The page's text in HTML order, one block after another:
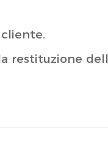
restituzione